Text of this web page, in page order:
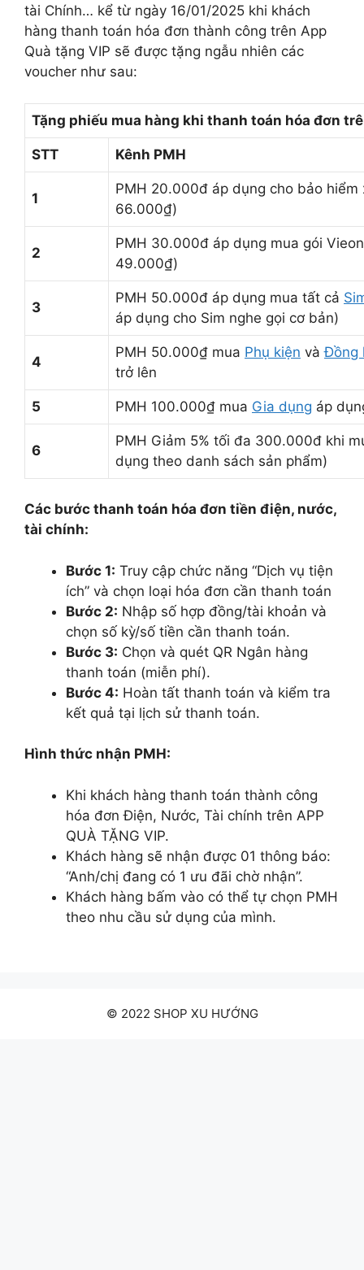
tài Chính… kể từ ngày 16/01/2025 khi khách
hàng thanh toán hóa đơn thành công trên App
Quà tặng VIP sẽ được tặng ngẫu nhiên các
voucher như sau:
Tặng phiếu mua hàng khi thanh toán hóa đơn
STT Kênh PMH
1
PMH 20.000đ áp dụng cho bảo
66.000₫)
2
PMH 30.000đ áp dụng mua gói
49.000₫)
3
PMH 50.000đ áp dụng mua tất cả
áp dụng cho Sim nghe gọi cơ bản)
4
PMH 50.000₫ mua Phụ kiện vàĐồng
trở lên
5 PMH 100.000₫ mua Gia dụng áp
6
PMH Giảm 5% tối đa 300.000đ khi
dụng theo danh sách sản phẩm)
Các bước thanh toán hóa đơn tiền điện, nước,
tài chính:
Bước 1: Truy cập chức năng “Dịch vụ tiện
ích” và chọn loại hóa đơn cần thanh toán
Bước 2: Nhập số hợp đồng/tài khoản và
chọn số kỳ/số tiền cần thanh toán.
Bước 3: Chọn và quét QR Ngân hàng
thanh toán (miễn phí).
Bước 4: Hoàn tất thanh toán và kiểm tra
kết quả tại lịch sử thanh toán.
Hình thức nhận PMH:
Khi khách hàng thanh toán thành công
hóa đơn Điện, Nước, Tài chính trên APP
QUÀ TẶNG VIP.
Khách hàng sẽ nhận được 01 thông báo:
“Anh/chị đang có 1 ưu đãi chờ nhận”.
Khách hàng bấm vào có thể tự chọn PMH
theo nhu cầu sử dụng của mình.
© 2022 SHOP XU HƯỚNG